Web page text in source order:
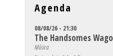
Agenda
08/08/26 - 21:30
The Handsomes
Música